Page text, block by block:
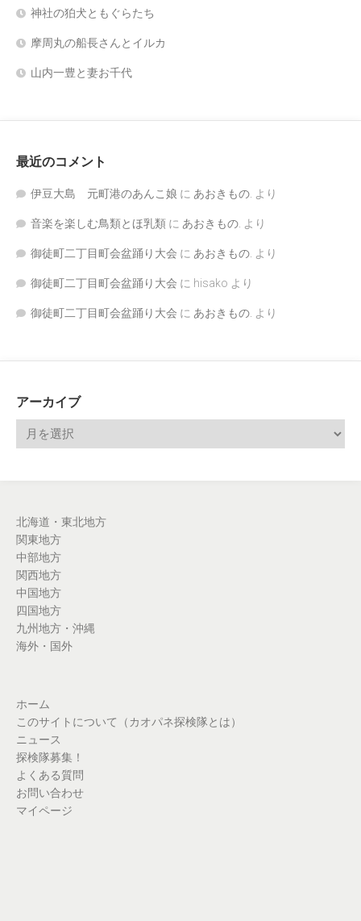
神社の狛犬ともぐらたち
摩周丸の船長さんとイルカ
山内一豊と妻お千代
最近のコメント
伊豆大島 元町港のあんこ娘 に あおきもの. より
音楽を楽しむ鳥類とほ乳類 に あおきもの. より
御徒町二丁目町会盆踊り大会 に あおきもの. より
御徒町二丁目町会盆踊り大会 に hisako より
御徒町二丁目町会盆踊り大会 に あおきもの. より
アーカイブ
北海道・東北地方
関東地方
中部地方
関西地方
中国地方
四国地方
九州地方・沖縄
海外・国外
ホーム
このサイトについて（カオパネ探検隊とは）
ニュース
探検隊募集！
よくある質問
お問い合わせ
マイページ